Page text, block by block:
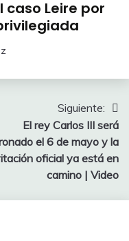
caso Leire por
Siguiente:
El rey Carlos III será
el 6 de mayo y la
oficial ya está en
camino | Video